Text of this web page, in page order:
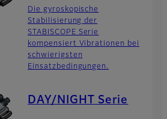
Die gyroskopische
Stabilisierung der
STABISCOPE Serie
kompensiert Vibrationen bei
schwierigsten
Einsatzbedingungen.
DAY/NIGHT Serie